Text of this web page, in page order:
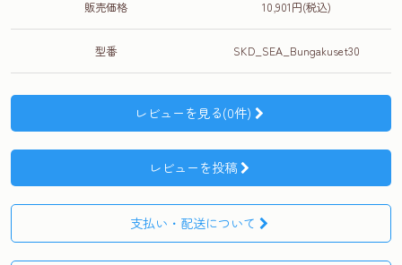
販売価格 10,901円(税込)
型番 SKD_SEA_Bungakuset30
レビューを見る(0件)
レビューを投稿
支払い・配送について